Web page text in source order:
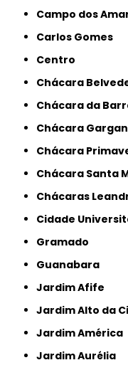
Campo dos
Carlos Gomes
Centro
Chácara
Chácara da
Chácara
Chácara
Chácara Santa
Chácaras
Cidade
Gramado
Guanabara
Jardim Afife
Jardim Alto da
Jardim América
Jardim Aurélia